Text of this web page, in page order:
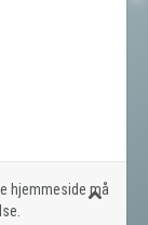
hjemmeside må